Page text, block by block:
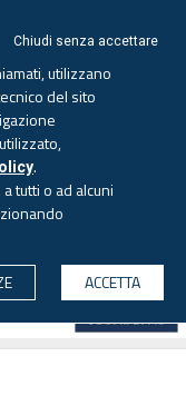
Chiudi senza accettare
utilizzano
del sito
.
tutti o ad alcuni
ACCETTA